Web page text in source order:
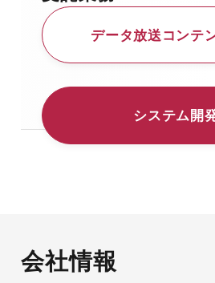
データ放送コンテ
システム開
会社情報